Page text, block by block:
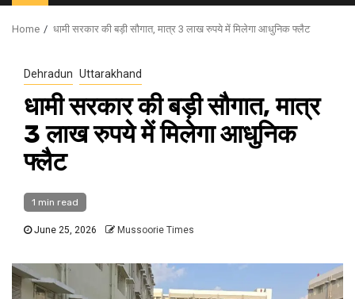
Menu
Home धामी सरकार की बड़ी सौगात, मात्र 3 लाख रुपये में मिलेगा आधुनिक फ्लैट
Dehradun Uttarakhand
धामी सरकार की बड़ी सौगात, मात्र
3 लाख रुपये में मिलेगा आधुनिक
फ्लैट
1 min read
June 25, 2026 Mussoorie Times